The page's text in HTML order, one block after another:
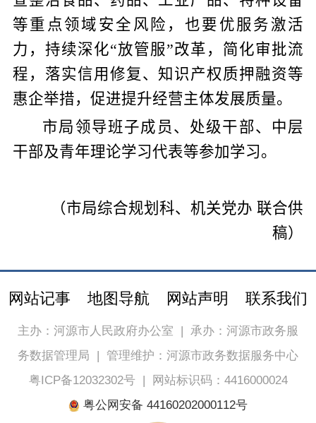
等重点领域安全风险，也要优服务激活
力， 持续深化“放管服”改革，简化审批流
程，落实信用修复、知识产权质押融资等
惠企举措，促进提升经营主体发展质量。
市局领导班子成员、处级干部、中层
干部及青年理论学习代表等参加学习。
（市局综合规划科、机关党办 联合供
稿）
网站记事 地图导航 网站声明 联系我们
主办：河源市人民政府办公室 | 承办：河源市政务服
务数据管理局 | 管理维护：河源市政务数据服务中心
粤ICP备12032302号|
网站标识码：4416000024
粤公网安备 44160202000112号